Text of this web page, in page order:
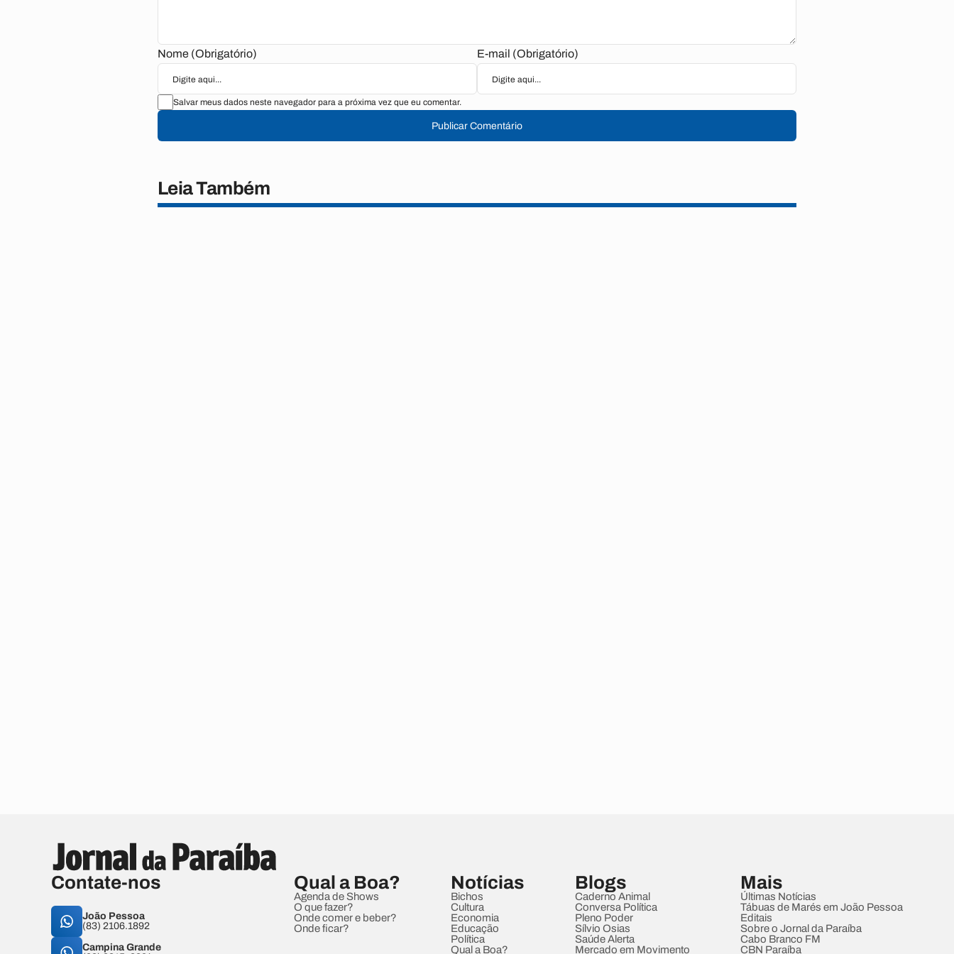
Nome (Obrigatório) E-mail (Obrigatório)
Salvar meus dados neste navegador para a próxima vez que eu comentar.
Publicar Comentário
Leia Também
Contate-nos
João Pessoa
(83) 2106.1892
Campina Grande
Qual a Boa?
Agenda de Shows
O que fazer?
Onde comer e beber?
Onde ficar?
Notícias
Bichos
Cultura
Economia
Educação
Política
Qual a Boa?
Blogs
Caderno Animal
Conversa Política
Pleno Poder
Sílvio Osias
Saúde Alerta
Mercado em Movimento
Mais
Últimas Notícias
Tábuas de Marés em João Pessoa
Editais
Sobre o Jornal da Paraíba
Cabo Branco FM
CBN Paraíba